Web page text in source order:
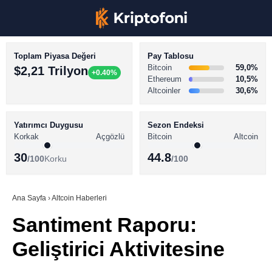
Youtube
TikTok
BİTCOİN HABERLERİ
ALTCOİN HABERLERİ
SÖZLÜK
Toplam Piyasa Değeri
$2,21 Trilyon +0.40%
Pay Tablosu
Bitcoin
59,0%
Ethereum
10,5%
Altcoinler
30,6%
Yatırımcı Duygusu
Korkak
Açgözlü
30/100Korku
Sezon Endeksi
Bitcoin
Altcoin
44.8/100
Ana Sayfa ›Altcoin Haberleri
Santiment Raporu:
Geliştirici Aktivitesine